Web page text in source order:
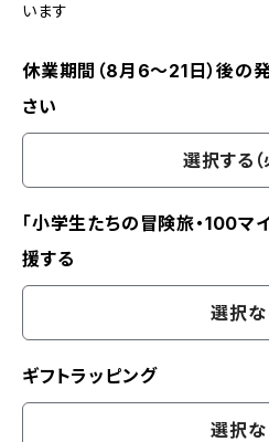
います
休業期間（8月6〜21日）後の
さい
選択する（
「小学生たちの冒険旅・100マ
援する
選択な
ギフトラッピング
選択な